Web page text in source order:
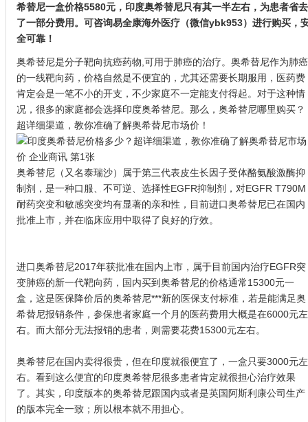
希替尼一盒价格5580元，印度奥希替尼只有其一半左右，为患者省去
了一部分费用。可咨询易全康海外医疗（微信ybk953）进行购买，
全可靠！
奥希替尼是分子靶向抗癌药物,可用于肺癌的治疗。奥希替尼作为肺癌
的一线靶向药，价格自然是不便宜的，尤其还需要长期服用，医药费
肯定会是一笔不小的开支，不少家庭不一定能支付得起。对于这种情
况，很多的家庭都会选择印度奥希替尼。那么，奥希替尼哪里购买？
超详细渠道，教你准确了解奥希替尼市场价！
奥希替尼（又名泰瑞沙）属于第三代表皮生长因子受体酪氨酸激酶抑
制剂，是一种口服、不可逆、选择性EGFR抑制剂，对EGFR T790M
耐药突变和敏感突变均有显著的亲和性，目前进口奥希替尼已在国内
批准上市，并在临床应用中取得了良好的疗效。
进口奥希替尼2017年获批准在国内上市，属于目前国内治疗EGFR突
变肺癌的新一代靶向药，国内买到奥希替尼的价格通常15300元一
盒，这是医保降价后的奥希替尼***新的医保支付标准，若是能满足奥
希替尼报销条件，参保患者家庭一个月的医药费用大概是在6000元左
右。而大部分无法报销的患者，则需要花费15300元左右。
奥希替尼在国内卖得很贵，但在印度就很便宜了，一盒只要3000元左
右。看到这么便宜的印度奥希替尼很多患者肯定就很担心治疗效果
了。其实，印度版本的奥希替尼跟国内或者是英国阿斯利康公司生产
的版本完全一致；所以根本就不用担心。